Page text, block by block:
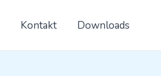
Kontakt Downloads